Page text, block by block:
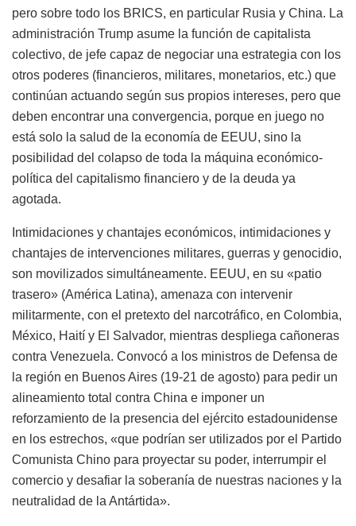
pero sobre todo los BRICS, en particular Rusia y China. La
administración Trump asume la función de capitalista
colectivo, de jefe capaz de negociar una estrategia con los
otros poderes (financieros, militares, monetarios, etc.) que
continúan actuando según sus propios intereses, pero que
deben encontrar una convergencia, porque en juego no
está solo la salud de la economía de EEUU, sino la
posibilidad del colapso de toda la máquina económico-
política del capitalismo financiero y de la deuda ya
agotada.
Intimidaciones y chantajes económicos, intimidaciones y
chantajes de intervenciones militares, guerras y genocidio,
son movilizados simultáneamente. EEUU, en su «patio
trasero» (América Latina), amenaza con intervenir
militarmente, con el pretexto del narcotráfico, en Colombia,
México, Haití y El Salvador, mientras despliega cañoneras
contra Venezuela. Convocó a los ministros de Defensa de
la región en Buenos Aires (19-21 de agosto) para pedir un
alineamiento total contra China e imponer un
reforzamiento de la presencia del ejército estadounidense
en los estrechos, «que podrían ser utilizados por el Partido
Comunista Chino para proyectar su poder, interrumpir el
comercio y desafiar la soberanía de nuestras naciones y la
neutralidad de la Antártida».